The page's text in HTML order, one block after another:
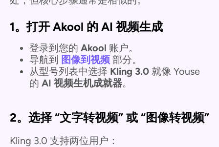
1。打开 Akool 的 AI 视频生成
登录到您的 Akool 账户。
导航到 图像到视频 部分。
从型号列表中选择 Kling 3.0 就像 Youse
的 AI 视频生机成就器。
2。选择 “文字转视频” 或 “图像转视频”
Kling 3.0 支持两位用户：